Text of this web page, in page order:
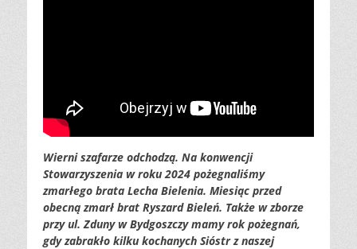
Wierni szafarze odchodzą. Na konwencji
Stowarzyszenia w roku 2024 pożegnaliśmy
zmarłego brata Lecha Bielenia. Miesiąc przed
obecną zmarł brat Ryszard Bieleń. Także w zborze
przy ul. Zduny w Bydgoszczy mamy rok pożegnań,
gdy zabrakło kilku kochanych Sióstr z naszej